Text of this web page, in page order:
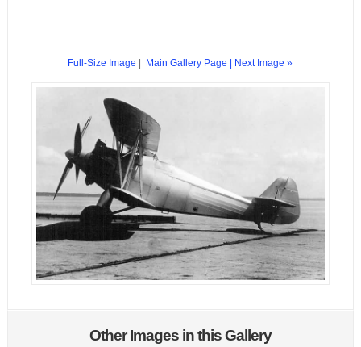
Full-Size Image Main Gallery Page | Next Image »
Other Images in this Gallery